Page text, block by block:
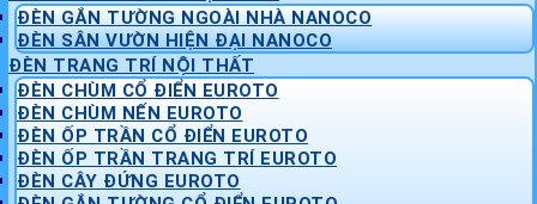
ĐÈN GẮN TƯỜNG NGOÀI NHÀ NANOCO
ĐÈN SÂN VƯỜN HIỆN ĐẠI NANOCO
ĐÈN TRANG TRÍ NỘI THẤT
ĐÈN CHÙM CỔ ĐIỂN EUROTO
ĐÈN CHÙM NẾN EUROTO
ĐÈN ỐP TRẦN CỔ ĐIỂN EUROTO
ĐÈN ỐP TRẦN TRANG TRÍ EUROTO
ĐÈN CÂY ĐỨNG EUROTO